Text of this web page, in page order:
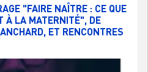
"FAIRE NAÎTRE : CE QUE
À LA MATERNITÉ", DE
ET RENCONTRES